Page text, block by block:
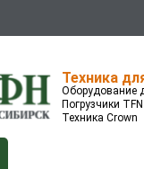
Техника
Оборудование
Погрузчики TFN
Техника Crown